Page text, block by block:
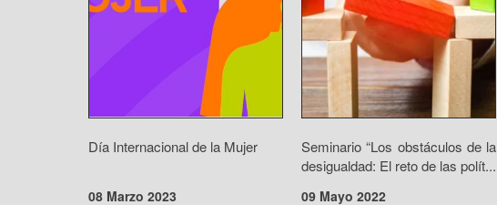
Día Internacional de la Mujer
08 Marzo 2023
Seminario “Los obstáculos de la
desigualdad: El reto de las polít...
09 Mayo 2022